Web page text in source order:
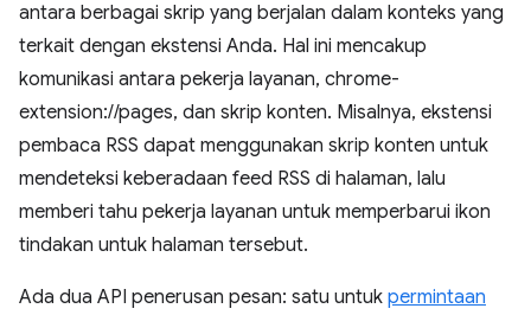
antara berbagai skrip yang berjalan dalam konteks yang
terkait dengan ekstensi Anda. Hal ini mencakup
komunikasi antara pekerja layanan, chrome-
extension://pages, dan skrip konten. Misalnya, ekstensi
pembaca RSS dapat menggunakan skrip konten untuk
mendeteksi keberadaan feed RSS di halaman, lalu
memberi tahu pekerja layanan untuk memperbarui ikon
tindakan untuk halaman tersebut.
Ada dua API penerusan pesan: satu untuk permintaan